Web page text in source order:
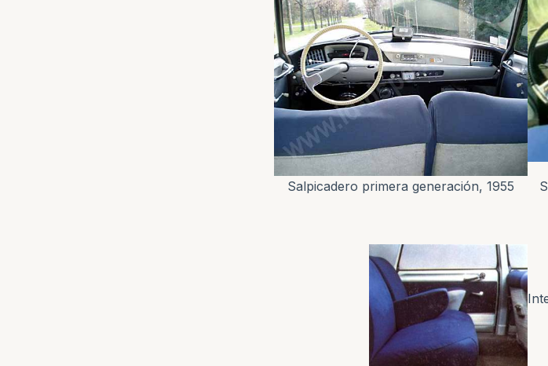
Salpicadero primera generación, 1955